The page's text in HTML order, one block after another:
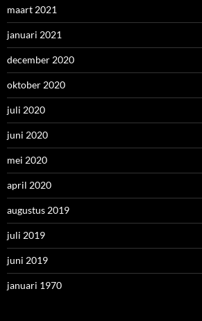
maart 2021
januari 2021
december 2020
oktober 2020
juli 2020
juni 2020
mei 2020
april 2020
augustus 2019
juli 2019
juni 2019
januari 1970